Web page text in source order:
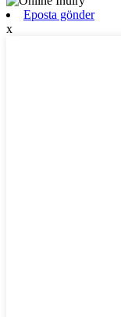
Eposta gönder
x